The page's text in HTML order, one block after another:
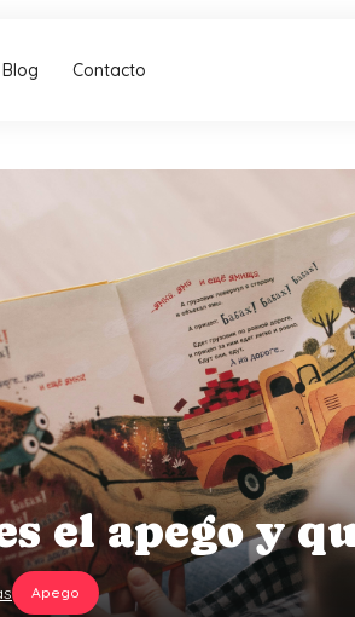
Blog Contacto
el apego y
Apego